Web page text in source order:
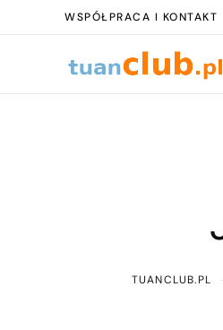
WSPÓŁPRACA I KONTAKT
TUANCLUB.PL